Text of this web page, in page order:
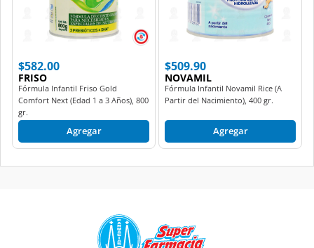
$582.00
FRISO
Fórmula Infantil Friso Gold
Comfort Next (Edad 1 a 3 Años), 800
gr.
Agregar
$509.90
NOVAMIL
Fórmula Infantil Novamil Rice (A
Partir del Nacimiento), 400 gr.
Agregar